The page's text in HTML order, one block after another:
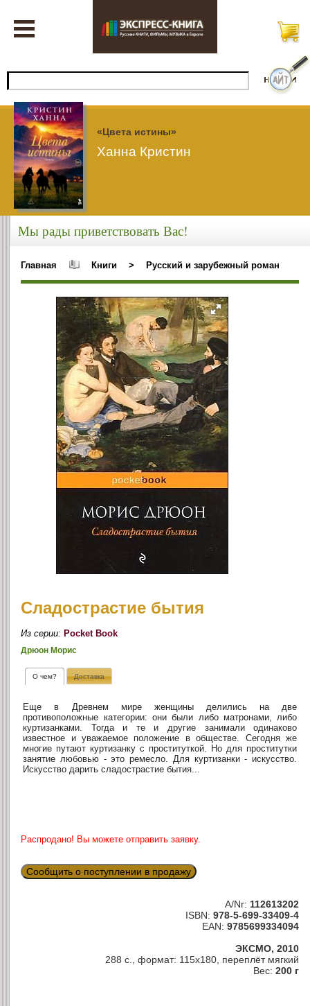
«Цвета истины»
Ханна Кристин
Мы рады приветствовать Вас!
Главная Книги > Русский и зарубежный роман
Сладострастие бытия
Из серии: Pocket Book
Дрюон Морис
О чем? Доставка
Еще в Древнем мире женщины делились на две
противоположные категории: они были либо матронами, либо
куртизанками. Тогда и те и другие занимали одинаково
известное и уважаемое положение в обществе. Сегодня же
многие путают куртизанку с проституткой. Но для проститутки
занятие любовью - это ремесло. Для куртизанки - искусство.
Искусство дарить сладострастие бытия...
Распродано! Вы можете отправить заявку.
Сообщить о поступлении в продажу
A/Nr: 112613202
ISBN: 978-5-699-33409-4
EAN: 9785699334094
ЭКСМО, 2010
288 с., формат: 115х180, переплёт мягкий
Вес: 200 г